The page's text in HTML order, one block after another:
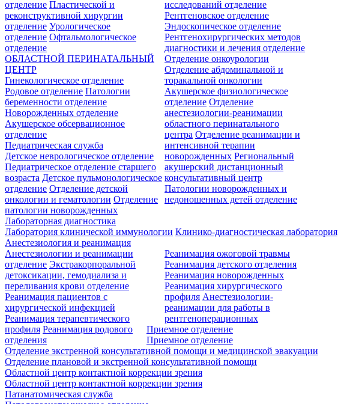
отделение Пластической и
реконструктивной хирургии
отделение Урологическое
отделение Офтальмологическое
отделение
исследований отделение
Рентгеновское отделение
Эндоскопическое отделение
Рентгенохирургических методов
диагностики и лечения отделение
Отделение онкоурологии
Отделение абдоминальной и
торакальной онкологии
ОБЛАСТНОЙ ПЕРИНАТАЛЬНЫЙ
ЦЕНТР
Гинекологическое отделение
Родовое отделение Патологии
беременности отделение
Новорожденных отделение
Акушерское обсервационное
отделение
Акушерское физиологическое
отделение Отделение
анестезиологии-реанимации
областного перинатального
центра Отделение реанимации и
интенсивной терапии
новорожденных Региональный
акушерский дистанционный
консультативный центр
Патологии новорожденных и
недоношенных детей отделение
Педиатрическая служба
Детское неврологическое отделение
Педиатрическое отделение старшего
возраста Детское пульмонологическое
отделение Отделение детской
онкологии и гематологии Отделение
патологии новорожденных
Лабораторная диагностика
Лаборатория клинической иммунологии Клинико-диагностическая лаборатория
Анестезиология и реанимация
Анестезиологии и реанимации
отделение Экстракорпоральной
детоксикации, гемодиализа и
переливания крови отделение
Реанимация пациентов с
хирургической инфекцией
Реанимация терапевтического
профиля Реанимация родового
отделения
Реанимация ожоговой травмы
Реанимация детского отделения
Реанимация новорожденных
Реанимация хирургического
профиля Анестезиологии-
реанимации для работы в
рентгеноперационных
Приемное отделение
Приемное отделение
Отделение экстренной консультативной помощи и медицинской эвакуации
Отделение плановой и экстренной консультативной помощи
Областной центр контактной коррекции зрения
Областной центр контактной коррекции зрения
Патанатомическая служба